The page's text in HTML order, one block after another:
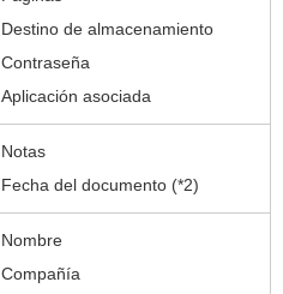
Destino de almacenamiento
Contraseña
Aplicación asociada
Notas
Fecha del documento (*2)
Nombre
Compañía